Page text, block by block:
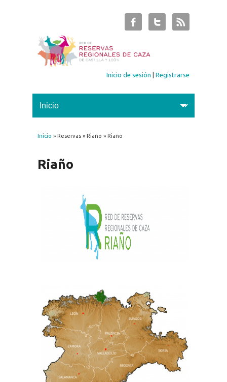
Inicio de sesión |Registrarse
Se encuentra usted aquí
Inicio » Reservas » Riaño » Riaño
Riaño